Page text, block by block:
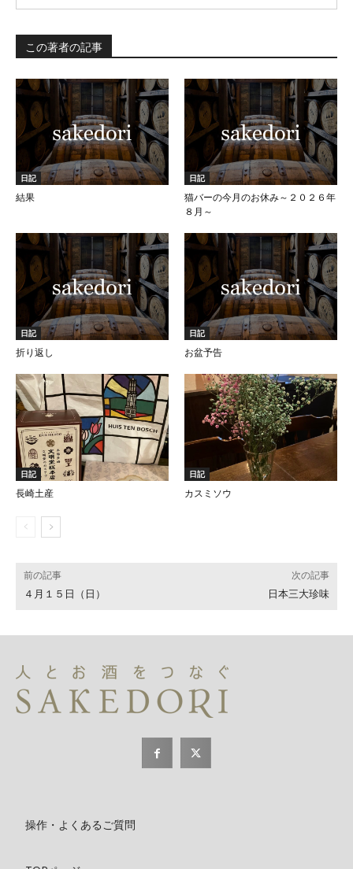
この著者の記事
日記
結果
日記
猫バーの今月のお休み～２０２６年
８月～
日記
折り返し
日記
お盆予告
日記
長崎土産
日記
カスミソウ
前の記事
４月１５日（日）
次の記事
日本三大珍味
操作・よくあるご質問